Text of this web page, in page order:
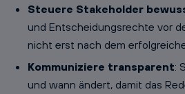
Steuere Stakeholder
und Entscheidungsrechte vor
nicht erst nach dem
Kommuniziere transparent:
und wann ändert, damit das